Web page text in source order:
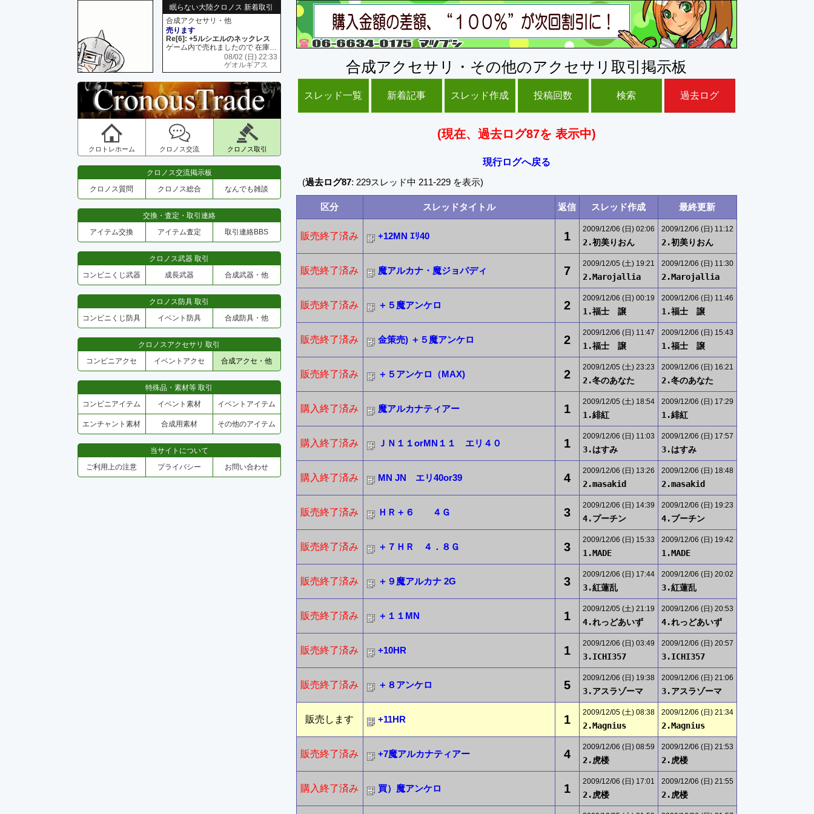
眠らない大陸クロノス 新着取引
合成アクセサリ・他
売ります
Re[6]: +5ルシエルのネックレス
ゲーム内で売れましたので 在庫がネク1 リング4 となります リングのお値段は80G といたします
08/02 (日) 22:33
ゲオルギアス
クロトレホーム クロノス交流 クロノス取引
クロノス交流掲示板
クロノス質問
クロノス総合 なんでも雑談
交換・査定・取引連絡
アイテム交換
アイテム査定 取引連絡BBS
クロノス武器 取引
コンビニくじ武器
成長武器 合成武器・他
クロノス防具 取引
コンビニくじ防具
イベント防具 合成防具・他
クロノスアクセサリ 取引
コンビニアクセ
イベントアクセ 合成アクセ・他
特殊品・素材等 取引
コンビニアイテム
イベント素材 イベントアイテム
エンチャント素材 合成用素材 その他のアイテム
当サイトについて
ご利用上の注意
プライバシー お問い合わせ
合成アクセサリ・その他のアクセサリ取引掲示板
スレッド一覧 新着記事 スレッド作成 投稿回数 検索 過去ログ
(現在、過去ログ87を 表示中)
現行ログへ戻る
(過去ログ87: 229スレッド中 211-229 を表示)
区分 スレッドタイトル 返信 スレッド作成 最終更新
販売終了済み +12MN ｴﾘ40 1
2009/12/06 (日) 02:06
2.初美りおん
2009/12/06 (日) 11:12
2.初美りおん
販売終了済み 魔アルカナ・魔ジョパディ 7
2009/12/05 (土) 19:21
2.Marojallia
2009/12/06 (日) 11:30
2.Marojallia
販売終了済み ＋５魔アンケロ 2
2009/12/06 (日) 00:19
1.福士 譲
2009/12/06 (日) 11:46
1.福士 譲
販売終了済み 金策売) ＋５魔アンケロ 2
2009/12/06 (日) 11:47
1.福士 譲
2009/12/06 (日) 15:43
1.福士 譲
販売終了済み ＋５アンケロ（MAX) 2
2009/12/05 (土) 23:23
2.冬のあなた
2009/12/06 (日) 16:21
2.冬のあなた
購入終了済み 魔アルカナティアー 1
2009/12/05 (土) 18:54
1.緋紅
2009/12/06 (日) 17:29
1.緋紅
購入終了済み ＪＮ１１orMN１１ エリ４０ 1
2009/12/06 (日) 11:03
3.はすみ
2009/12/06 (日) 17:57
3.はすみ
購入終了済み MN JN エリ40or39 4
2009/12/06 (日) 13:26
2.masakid
2009/12/06 (日) 18:48
2.masakid
販売終了済み ＨＲ＋６ ４Ｇ 3
2009/12/06 (日) 14:39
4.プーチン
2009/12/06 (日) 19:23
4.プーチン
販売終了済み ＋７ＨＲ ４．８Ｇ 3
2009/12/06 (日) 15:33
1.MADE
2009/12/06 (日) 19:42
1.MADE
販売終了済み ＋９魔アルカナ 2G 3
2009/12/06 (日) 17:44
3.紅蓮乱
2009/12/06 (日) 20:02
3.紅蓮乱
販売終了済み ＋１１MN 1
2009/12/05 (土) 21:19
4.れっどあいず
2009/12/06 (日) 20:53
4.れっどあいず
販売終了済み +10HR 1
2009/12/06 (日) 03:49
3.ICHI357
2009/12/06 (日) 20:57
3.ICHI357
販売終了済み ＋８アンケロ 5
2009/12/06 (日) 19:38
3.アスラゾーマ
2009/12/06 (日) 21:06
3.アスラゾーマ
販売します +11HR 1
2009/12/05 (土) 08:38
2.Magnius
2009/12/06 (日) 21:34
2.Magnius
販売終了済み +7魔アルカナティアー 4
2009/12/06 (日) 08:59
2.虎楼
2009/12/06 (日) 21:53
2.虎楼
購入終了済み 買）魔アンケロ 1
2009/12/06 (日) 17:01
2.虎楼
2009/12/06 (日) 21:55
2.虎楼